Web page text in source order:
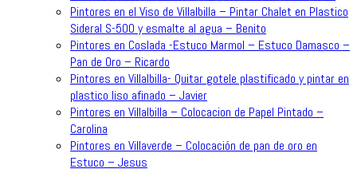
Pintores en el Viso de Villalbilla – Pintar Chalet en Plastico
Sideral S-500 y esmalte al agua – Benito
Pintores en Coslada -Estuco Marmol – Estuco Damasco –
Pan de Oro – Ricardo
Pintores en Villalbilla- Quitar gotele plastificado y pintar en
plastico liso afinado – Javier
Pintores en Villalbilla – Colocacion de Papel Pintado –
Carolina
Pintores en Villaverde – Colocación de pan de oro en
Estuco – Jesus